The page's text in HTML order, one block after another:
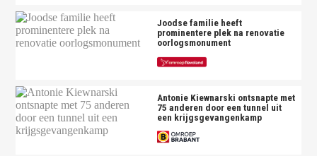
Joodse familie heeft
prominentere plek na renovatie
oorlogsmonument
Antonie Kiewnarski ontsnapte met
75 anderen door een tunnel uit
een krijgsgevangenkamp